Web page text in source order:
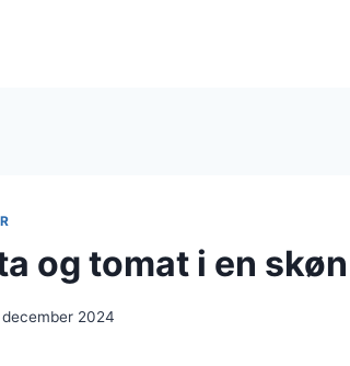
og tomat i en
december 2024